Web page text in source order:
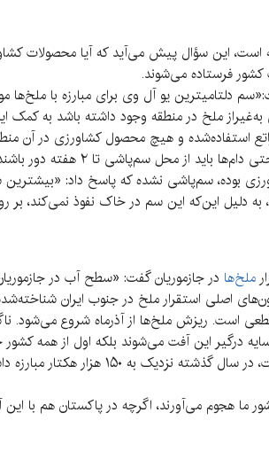
است، این سؤال پیش می‌آید که آیا محصولات
کشور فرستاده می‌شوند.
دلتامیترین یو آل وی برای مبارزه با ملخ‌ها
ملخ در منطقه وجود داشته باشد به کمک
استفاده‌شده و هیچ محصول کشاورزی در آن
بوده، سم‌پاشی نشده که پاسخ داد:
دلیل این‌که این سم در خاک نفوذ نمی‌کند، بر
ملخ‌ها در جازموریان گفت: «سطح آب در
اصلی استقرار ملخ در جنوب ایران
است. ریزش ملخ‌ها از آذرماه شروع می‌شود.
درگیر این آفت می‌شوند بلکه اول از همه
خیلی از باغات و مزارع از بین برود. تراکم و
می‌آورند، اگرچه در پاکستان هم با این آفت مبارزه